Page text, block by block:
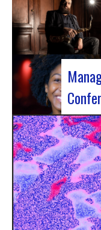
Du 15
année,
«
Ole
Sophie